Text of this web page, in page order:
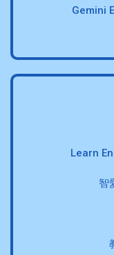
Gemini
Learn
智